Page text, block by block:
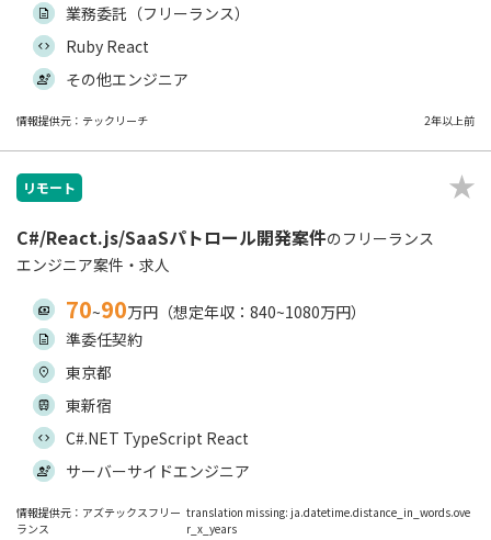
業務委託（フリーランス）
Ruby React
その他エンジニア
情報提供元：テックリーチ 2年以上前
リモート
C#/React.js/SaaSパトロール開発案件のフリーランス
エンジニア案件・求人
70~90万円（想定年収：840~1080万円）
準委任契約
東京都
東新宿
C#.NET TypeScript React
サーバーサイドエンジニア
情報提供元：アズテックスフリー
ランス
translation missing: ja.datetime.distance_in_words.ove
r_x_years